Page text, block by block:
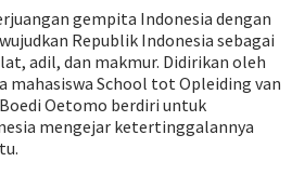
gempita Indonesia dengan
Republik Indonesia sebagai
adil, dan makmur. Didirikan oleh
mahasiswa School tot Opleiding van
Oetomo berdiri untuk
mengejar ketertinggalannya